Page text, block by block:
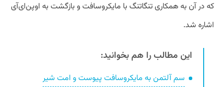
که در آن به همکاری تنگاتنگ با مایکروسافت و بازگشت به اوپن‌ای‌آی
اشاره شد.
این مطالب را هم بخوانید:
سم آلتمن به مایکروسافت پیوست و امت شیر